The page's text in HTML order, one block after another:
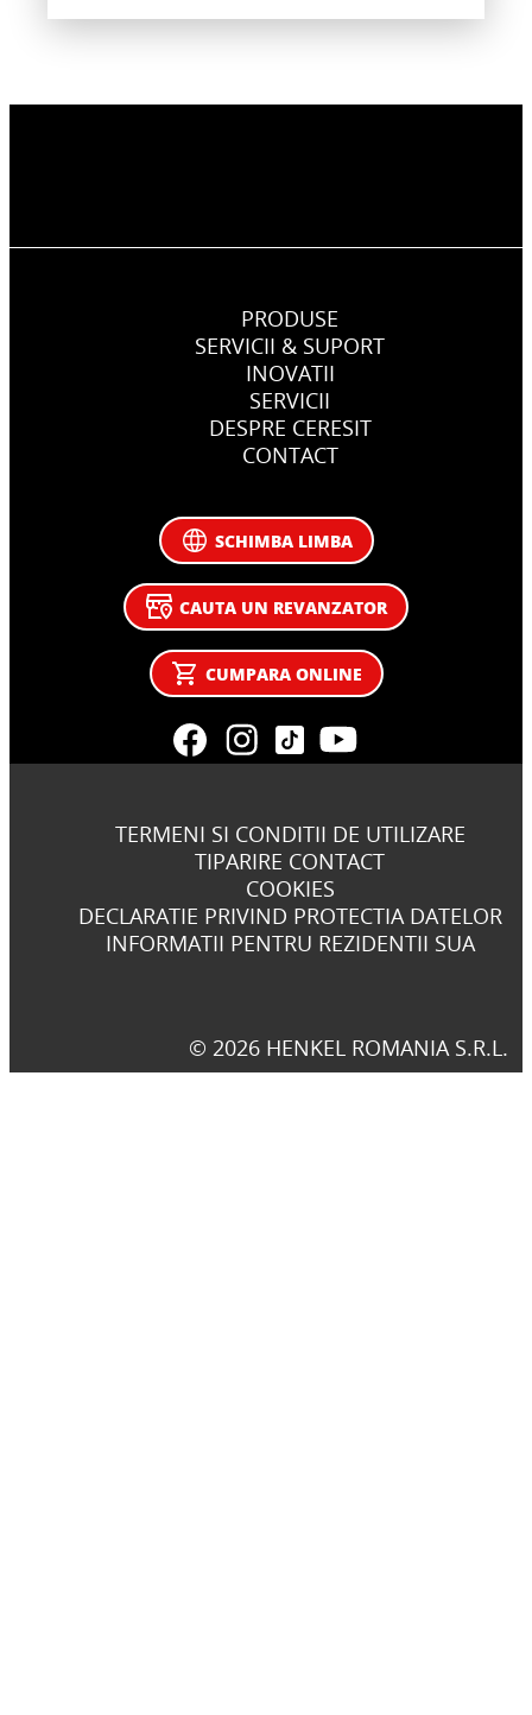
PRODUSE
SERVICII & SUPORT
INOVATII
SERVICII
DESPRE CERESIT
CONTACT
SCHIMBA LIMBA
CAUTA UN REVANZATOR
CUMPARA ONLINE
TERMENI SI CONDITII DE UTILIZARE
TIPARIRE CONTACT
COOKIES
DECLARATIE PRIVIND PROTECTIA DATELOR
INFORMATII PENTRU REZIDENTII SUA
© 2026 HENKEL ROMANIA S.R.L.